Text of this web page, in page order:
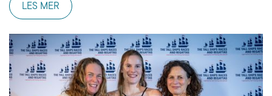
LES MER